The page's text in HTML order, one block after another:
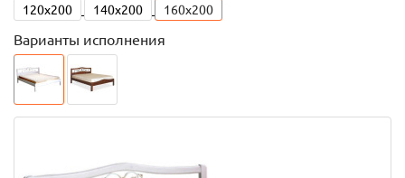
120x200 140x200 160x200
Варианты исполнения